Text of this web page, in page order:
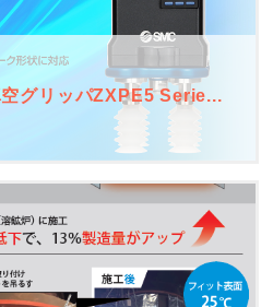
グリッパZXPE5 Serie...